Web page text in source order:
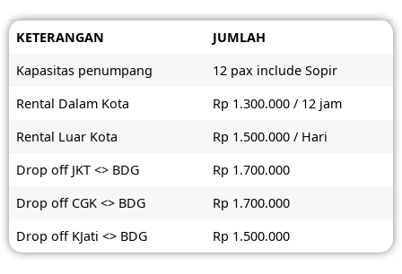
KETERANGAN
JUMLAH
Kapasitas penumpang
12 pax include Sopir
Rental Dalam Kota
Rp 1.300.000 / 12 jam
Rental Luar Kota
Rp 1.500.000 / Hari
Drop off JKT <> BDG
Rp 1.700.000
Drop off CGK <> BDG
Rp 1.700.000
Drop off KJati <> BDG
Rp 1.500.000